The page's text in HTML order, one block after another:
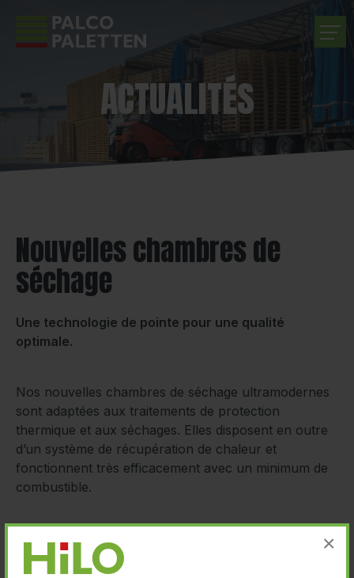
×
ENTREPRISE
PRODUITS
ACTUALITÉS
Nouvelles chambres de
séchage
Une technologie de pointe pour une qualité
optimale.
Nos nouvelles chambres de séchage ultramodernes
sont adaptées aux traitements de protection
thermique et aux séchages. Elles disposent en outre
d’un système de récupération de chaleur et
fonctionnent très efficacement avec un minimum de
combustible.